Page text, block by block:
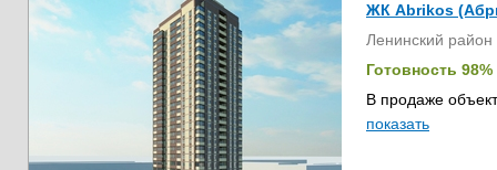
ЖК Abrikos
Ленинский район
Готовность 98%
В продаже
показать